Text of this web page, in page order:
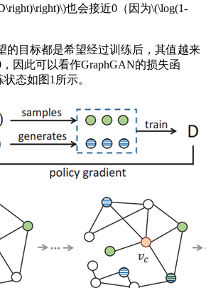
也会接近0（因为\(\log(1-
的目标都是希望经过训练后，其值越来
因此可以看作GraphGAN的损失函
态如图1所示。